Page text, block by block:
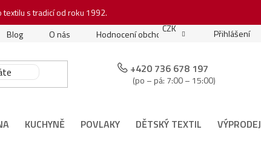
s tradicí od roku 1992.
Blog O nás Hodnocení obchodu Moje objednávka
CZK Přihlášení
+420 736 678 197
(po – pá: 7:00 – 15:00)
KUCHYNĚ POVLAKY DĚTSKÝ TEXTIL VÝPRODEJ